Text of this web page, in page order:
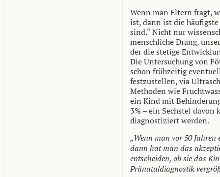
Wenn man Eltern fragt,
ist, dann ist die
sind.“ Nicht nur
menschliche Drang,
der die stetige
Die Untersuchung von
schon frühzeitig
festzustellen, via
Methoden wie
ein Kind mit
3% – ein Sechstel davon
diagnostiziert werden.
„Wenn man vor 50
dann hat man das
entscheiden, ob sie das
Pränataldiagnostik